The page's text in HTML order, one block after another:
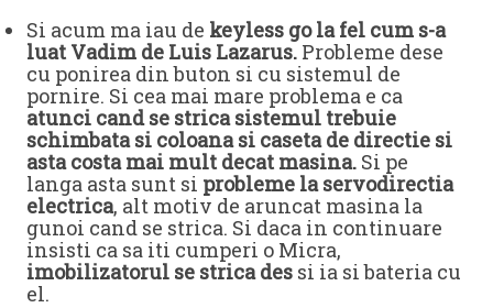
Si acum ma iau de keyless go la fel cum s-a
luat Vadim de Luis Lazarus. Probleme dese
cu ponirea din buton si cu sistemul de
pornire. Si cea mai mare problema e ca
atunci cand se strica sistemul trebuie
schimbata si coloana si caseta de directie si
asta costa mai mult decat masina. Si pe
langa asta sunt si probleme la servodirectia
electrica, alt motiv de aruncat masina la
gunoi cand se strica. Si daca in continuare
insisti ca sa iti cumperi o Micra,
imobilizatorul se strica des si ia si bateria cu
el.